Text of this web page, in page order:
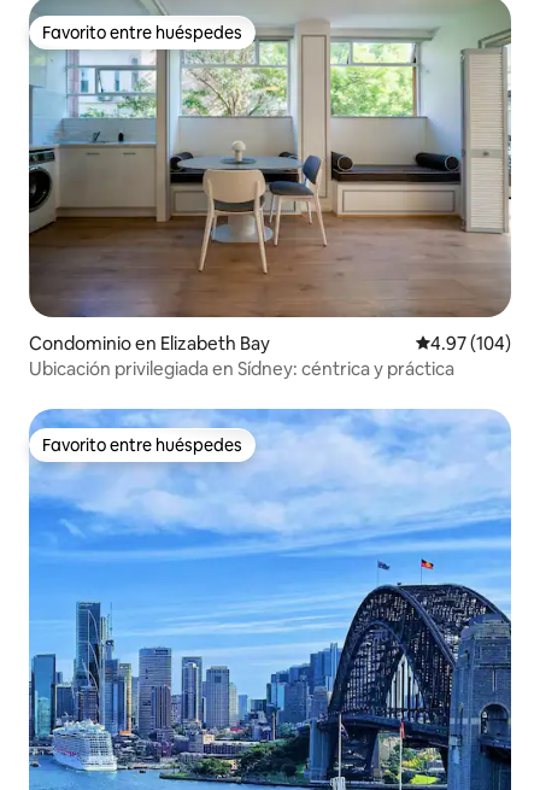
Favorito entre huéspedes
Favorito entre huéspedes
Condominio en Elizabeth Bay Calificación
4.97 (104)
Ubicación privilegiada en Sídney: céntrica y práctica
Favorito entre huéspedes
Favorito entre huéspedes